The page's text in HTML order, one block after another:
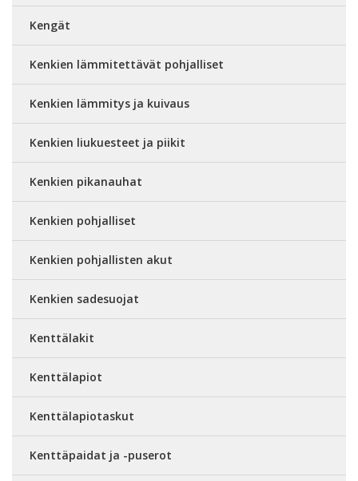
Kengät
Kenkien lämmitettävät pohjalliset
Kenkien lämmitys ja kuivaus
Kenkien liukuesteet ja piikit
Kenkien pikanauhat
Kenkien pohjalliset
Kenkien pohjallisten akut
Kenkien sadesuojat
Kenttälakit
Kenttälapiot
Kenttälapiotaskut
Kenttäpaidat ja -puserot